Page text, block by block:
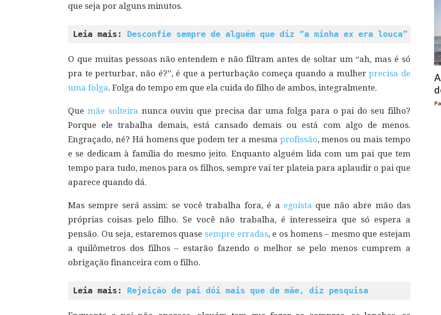
que seja por alguns minutos.
Leia mais: Desconfie sempre de alguém que diz “a minha ex era louca”
O que muitas pessoas não entendem e não filtram antes de soltar um “ah, mas é só
pra te perturbar, não é?”, é que a perturbação começa quando a mulherprecisa de
uma folga. Folga do tempo em que ela cuida do filho de ambos, integralmente.
Que mãe solteira nunca ouviu que precisa dar uma folga para o pai do seu filho?
Porque ele trabalha demais, está cansado demais ou está com algo de menos.
Engraçado, né? Há homens que podem ter a mesma profissão, menos ou mais tempo
e se dedicam à família do mesmo jeito. Enquanto alguém lida com um pai que tem
tempo para tudo, menos para os filhos, sempre vai ter plateia para aplaudir o pai que
aparece quando dá.
Mas sempre será assim: se você trabalha fora, é a egoísta que não abre mão das
próprias coisas pelo filho. Se você não trabalha, é interesseira que só espera a
pensão. Ou seja, estaremos quase sempre erradas, e os homens – mesmo que estejam
a quilômetros dos filhos – estarão fazendo o melhor se pelo menos cumprem a
obrigação financeira com o filho.
Leia mais: Rejeição de pai dói mais que de mãe, diz pesquisa